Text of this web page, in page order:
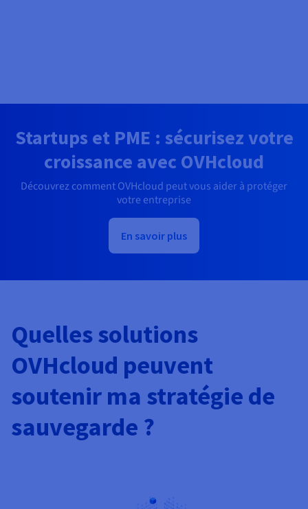
Startups et PME : sécurisez votre
croissance avec OVHcloud
Découvrez comment OVHcloud peut vous aider à protéger
votre entreprise
En savoir plus
Quelles solutions
OVHcloud peuvent
soutenir ma stratégie de
sauvegarde ?